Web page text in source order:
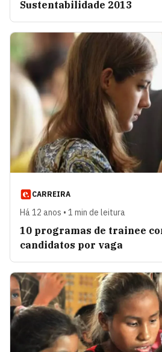
Sustentabilidade 2013
CARREIRA
Há 12 anos • 1 min de leitura
10 programas de trainee
candidatos por vaga